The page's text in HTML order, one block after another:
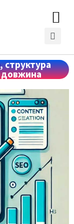
структура
довжина